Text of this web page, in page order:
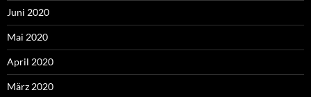
Juni 2020
Mai 2020
April 2020
März 2020